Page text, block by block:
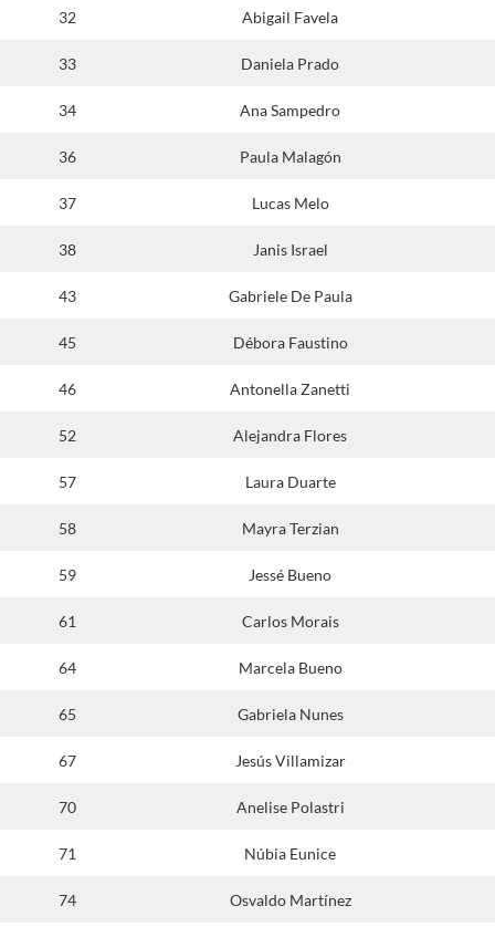
32 Abigail Favela
33 Daniela Prado
34 Ana Sampedro
36 Paula Malagón
37 Lucas Melo
38 Janis Israel
43 Gabriele De Paula
45 Débora Faustino
46 Antonella Zanetti
52 Alejandra Flores
57 Laura Duarte
58 Mayra Terzian
59 Jessé Bueno
61 Carlos Morais
64 Marcela Bueno
65 Gabriela Nunes
67 Jesús Villamizar
70 Anelise Polastri
71 Núbia Eunice
74 Osvaldo Martínez